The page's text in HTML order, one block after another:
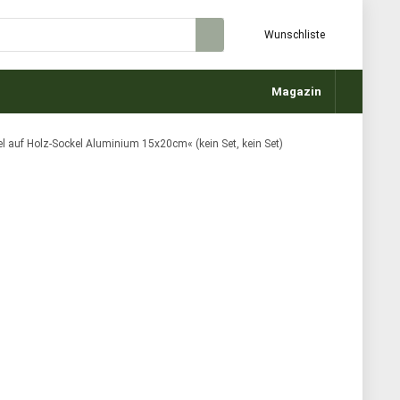
Wunschliste
Magazin
auf Holz-Sockel Aluminium 15x20cm« (kein Set, kein Set)